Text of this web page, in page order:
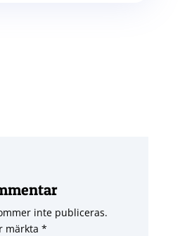
inte publiceras.
märkta *